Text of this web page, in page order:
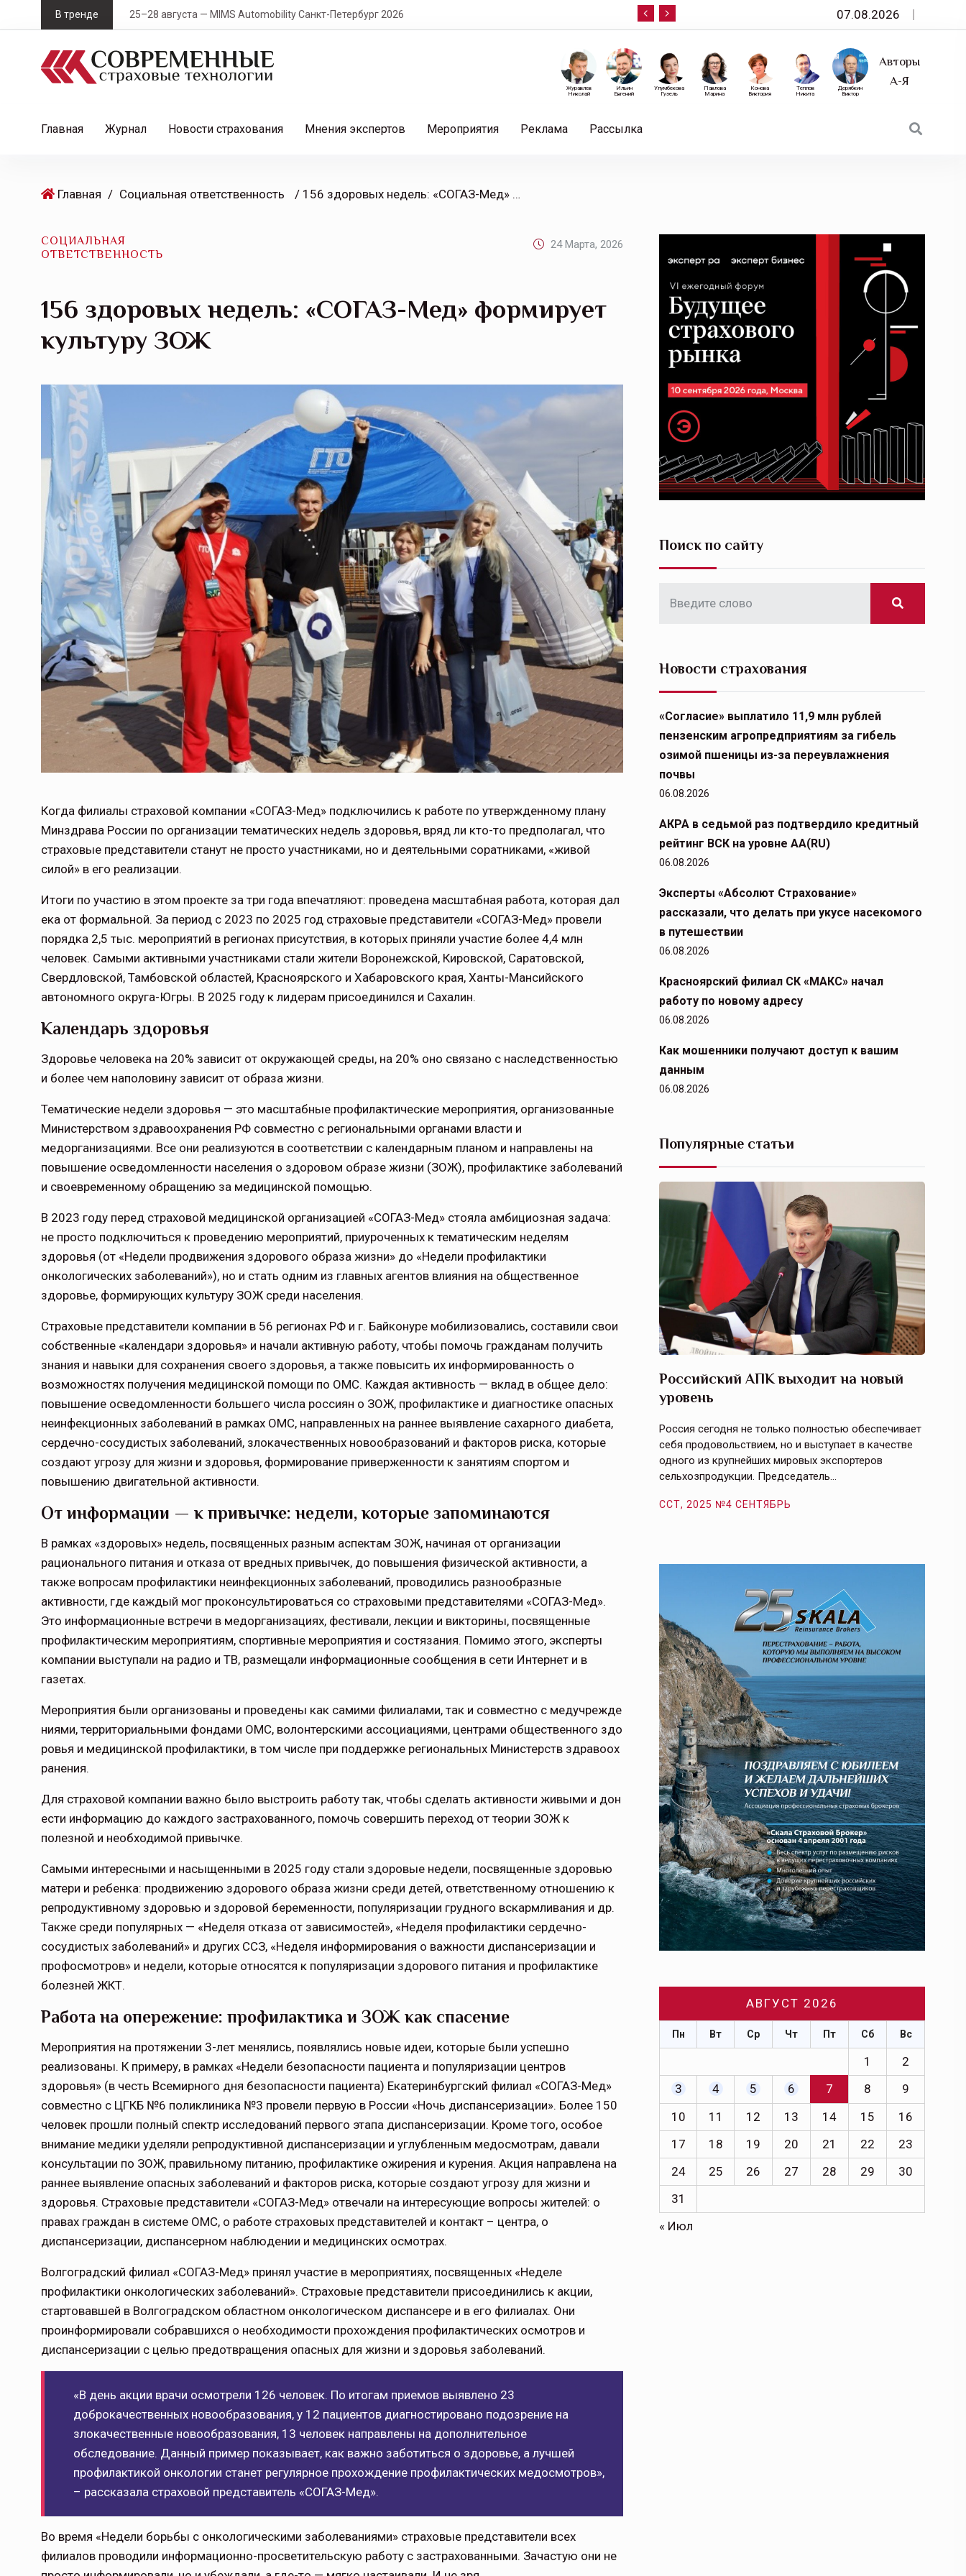
k
В тренде 25–28 августа — MIMS Automobility Санкт-Петербург 2026 10 сентября — «Эксперт РА» приглашает на
07.08.2026
Авторы
А-Я
Дерябкин
Виктор
Теплов
Никита
Конова
Виктория
Павлова
Марина
Улумбекова
Гузель
Ильин
Евгений
Журавлев
Николай
Главная Журнал Новости страхования Мнения экспертов Мероприятия Реклама Рассылка
Главная / Социальная ответственность / 156 здоровых недель: «СОГАЗ-Мед» формирует культуру ЗОЖ
СОЦИАЛЬНАЯ
ОТВЕТСТВЕННОСТЬ
24 Марта, 2026
156 здоровых недель: «СОГАЗ-Мед» формирует
культуру ЗОЖ
Когда филиалы страховой компании «СОГАЗ-Мед» подключились к работе по утвержденному плану
Минздрава России по организации тематических недель здоровья, вряд ли кто-то предполагал, что
страховые представители станут не просто участниками, но и деятельными соратниками, «живой
силой» в его реализации.
Итоги по участию в этом проекте за три года впечатляют: проведена масштабная работа, которая дал
ека от формальной. За период с 2023 по 2025 год страховые представители «СОГАЗ-Мед» провели
порядка 2,5 тыс. мероприятий в регионах присутствия, в которых приняли участие более 4,4 млн
человек. Самыми активными участниками стали жители Воронежской, Кировской, Саратовской,
Свердловской, Тамбовской областей, Красноярского и Хабаровского края, Ханты-Мансийского
автономного округа-Югры. В 2025 году к лидерам присоединился и Сахалин.
Календарь здоровья
Здоровье человека на 20% зависит от окружающей среды, на 20% оно связано с наследственностью
и более чем наполовину зависит от образа жизни.
Тематические недели здоровья — это масштабные профилактические мероприятия, организованные
Министерством здравоохранения РФ совместно с региональными органами власти и
медорганизациями. Все они реализуются в соответствии с календарным планом и направлены на
повышение осведомленности населения о здоровом образе жизни (ЗОЖ), профилактике заболеваний
и своевременному обращению за медицинской помощью.
В 2023 году перед страховой медицинской организацией «СОГАЗ-Мед» стояла амбициозная задача:
не просто подключиться к проведению мероприятий, приуроченных к тематическим неделям
здоровья (от «Недели продвижения здорового образа жизни» до «Недели профилактики
онкологических заболеваний»), но и стать одним из главных агентов влияния на общественное
здоровье, формирующих культуру ЗОЖ среди населения.
Страховые представители компании в 56 регионах РФ и г. Байконуре мобилизовались, составили свои
собственные «календари здоровья» и начали активную работу, чтобы помочь гражданам получить
знания и навыки для сохранения своего здоровья, а также повысить их информированность о
возможностях получения медицинской помощи по ОМС. Каждая активность — вклад в общее дело:
повышение осведомленности большего числа россиян о ЗОЖ, профилактике и диагностике опасных
неинфекционных заболеваний в рамках ОМС, направленных на раннее выявление сахарного диабета,
сердечно-сосудистых заболеваний, злокачественных новообразований и факторов риска, которые
создают угрозу для жизни и здоровья, формирование приверженности к занятиям спортом и
повышению двигательной активности.
От информации — к привычке: недели, которые запоминаются
В рамках «здоровых» недель, посвященных разным аспектам ЗОЖ, начиная от организации
рационального питания и отказа от вредных привычек, до повышения физической активности, а
также вопросам профилактики неинфекционных заболеваний, проводились разнообразные
активности, где каждый мог проконсультироваться со страховыми представителями «СОГАЗ-Мед».
Это информационные встречи в медорганизациях, фестивали, лекции и викторины, посвященные
профилактическим мероприятиям, спортивные мероприятия и состязания. Помимо этого, эксперты
компании выступали на радио и ТВ, размещали информационные сообщения в сети Интернет и в
газетах.
Мероприятия были организованы и проведены как самими филиалами, так и совместно с медучрежде
ниями, территориальными фондами ОМС, волонтерскими ассоциациями, центрами общественного здо
ровья и медицинской профилактики, в том числе при поддержке региональных Министерств здравоох
ранения.
Для страховой компании важно было выстроить работу так, чтобы сделать активности живыми и дон
ести информацию до каждого застрахованного, помочь совершить переход от теории ЗОЖ к
полезной и необходимой привычке.
Самыми интересными и насыщенными в 2025 году стали здоровые недели, посвященные здоровью
матери и ребенка: продвижению здорового образа жизни среди детей, ответственному отношению к
репродуктивному здоровью и здоровой беременности, популяризации грудного вскармливания и др.
Также среди популярных — «Неделя отказа от зависимостей», «Неделя профилактики сердечно-
сосудистых заболеваний» и других ССЗ, «Неделя информирования о важности диспансеризации и
профосмотров» и недели, которые относятся к популяризации здорового питания и профилактике
болезней ЖКТ.
Работа на опережение: профилактика и ЗОЖ как спасение
Мероприятия на протяжении 3-лет менялись, появлялись новые идеи, которые были успешно
реализованы. К примеру, в рамках «Недели безопасности пациента и популяризации центров
здоровья» (в честь Всемирного дня безопасности пациента) Екатеринбургский филиал «СОГАЗ-Мед»
совместно с ЦГКБ №6 поликлиника №3 провели первую в России «Ночь диспансеризации». Более 150
человек прошли полный спектр исследований первого этапа диспансеризации. Кроме того, особое
внимание медики уделяли репродуктивной диспансеризации и углубленным медосмотрам, давали
консультации по ЗОЖ, правильному питанию, профилактике ожирения и курения. Акция направлена на
раннее выявление опасных заболеваний и факторов риска, которые создают угрозу для жизни и
здоровья. Страховые представители «СОГАЗ-Мед» отвечали на интересующие вопросы жителей: о
правах граждан в системе ОМС, о работе страховых представителей и контакт – центра, о
диспансеризации, диспансерном наблюдении и медицинских осмотрах.
Волгоградский филиал «СОГАЗ-Мед» принял участие в мероприятиях, посвященных «Неделе
профилактики онкологических заболеваний». Страховые представители присоединились к акции,
стартовавшей в Волгоградском областном онкологическом диспансере и в его филиалах. Они
проинформировали собравшихся о необходимости прохождения профилактических осмотров и
диспансеризации с целью предотвращения опасных для жизни и здоровья заболеваний.
«В день акции врачи осмотрели 126 человек. По итогам приемов выявлено 23
доброкачественных новообразования, у 12 пациентов диагностировано подозрение на
злокачественные новообразования, 13 человек направлены на дополнительное
обследование. Данный пример показывает, как важно заботиться о здоровье, а лучшей
профилактикой онкологии станет регулярное прохождение профилактических медосмотров»,
– рассказала страховой представитель «СОГАЗ-Мед».
Во время «Недели борьбы с онкологическими заболеваниями» страховые представители всех
филиалов проводили информационно-просветительскую работу с застрахованными. Зачастую они не
Поиск по сайту
Новости страхования
«Согласие» выплатило 11,9 млн рублей
пензенским агропредприятиям за гибель
озимой пшеницы из-за переувлажнения
почвы
06.08.2026
АКРА в седьмой раз подтвердило кредитный
рейтинг ВСК на уровне АА(RU)
06.08.2026
Эксперты «Абсолют Страхование»
рассказали, что делать при укусе насекомого
в путешествии
06.08.2026
Красноярский филиал СК «МАКС» начал
работу по новому адресу
06.08.2026
Как мошенники получают доступ к вашим
данным
06.08.2026
Популярные статьи
Тамбов — под страховой защитой
Тамбовская область — не только
сельскохозяйственный регион с историческими
традициями выращивания агрокультур, но и зона
рискованного земледелия. Временно исполняющая
ОСАГО требует переосмысления
Нормативно-правовое регулирование страхового
рынка в России является одним из наиболее
прогрессивных в мире, однако в отдельных
областях требует точечной доработки…
Российский АПК выходит на новый
уровень
Россия сегодня не только полностью обеспечивает
себя продовольствием, но и выступает в качестве
одного из крупнейших мировых экспортеров
сельхозпродукции. Председатель…
ССТ, 2025 №4 СЕНТЯБРЬ
АВГУСТ 2026
Пн Вт Ср Чт Пт Сб Вс
1
2
3
4 5 6 7 8
9
10
11 12 13 14 15
16
17
18 19 20 21 22
23
24
25 26 27 28 29
30
31
« Июл